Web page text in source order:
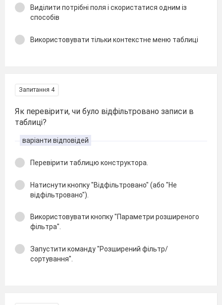
Виділити потрібні поля і скористатися одним із
способів
Використовувати тільки контекстне меню таблиці
Запитання 4
Як перевірити, чи було відфільтровано записи в
таблиці?
варіанти відповідей
Перевірити таблицю конструктора.
Натиснути кнопку "Відфільтровано" (або "Не
відфільтровано").
Використовувати кнопку "Параметри розширеного
фільтра".
Запустити команду "Розширений фільтр/
сортування".